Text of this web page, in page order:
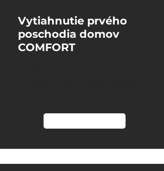
Vytiahnutie prvého
poschodia domov
COMFORT